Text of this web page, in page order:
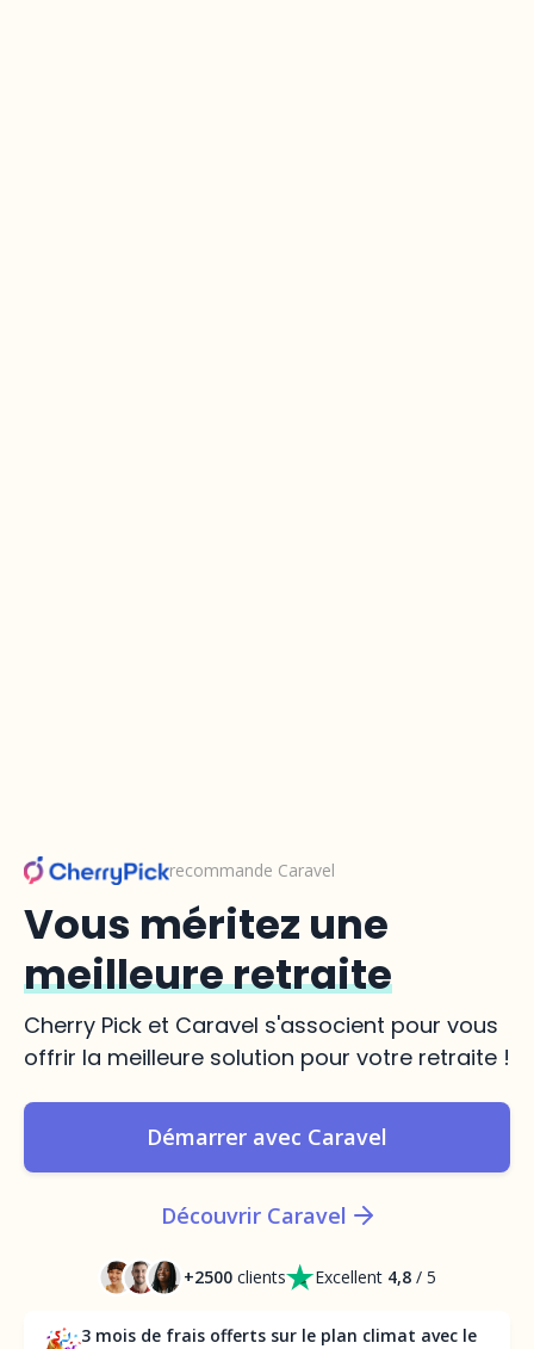
recommande Caravel
Vous méritez une
meilleure retraite
Cherry Pick et Caravel s'associent pour vous
offrir la meilleure solution pour votre retraite !
Démarrer avec Caravel
Découvrir Caravel
+2500 clients Excellent 4,8 / 5
3 mois de frais offerts sur le plan climat avec le